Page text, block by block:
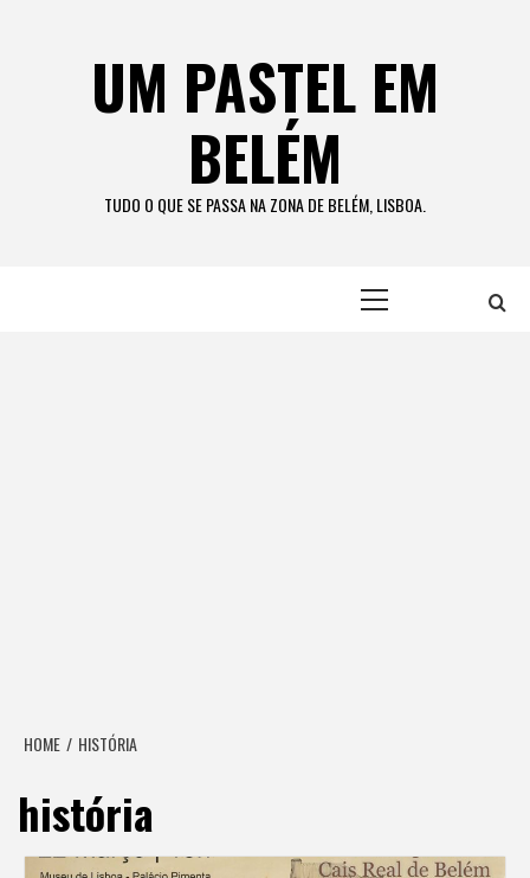
UM PASTEL EM
BELÉM
TUDO O QUE SE PASSA NA ZONA DE BELÉM, LISBOA.
HOME HISTÓRIA
história